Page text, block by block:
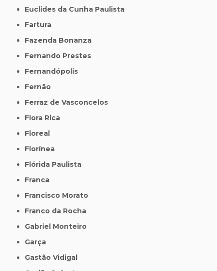
Euclides da Cunha Paulista
Fartura
Fazenda Bonanza
Fernando Prestes
Fernandópolis
Fernão
Ferraz de Vasconcelos
Flora Rica
Floreal
Florínea
Flórida Paulista
Franca
Francisco Morato
Franco da Rocha
Gabriel Monteiro
Garça
Gastão Vidigal